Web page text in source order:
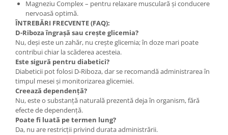
Magneziu Complex – pentru relaxare musculară și conducere
nervoasă optimă.
ÎNTREBĂRI FRECVENTE (FAQ):
D-Riboza îngrașă sau crește glicemia?
Nu, deși este un zahăr, nu crește glicemia; în doze mari poate
contribui chiar la scăderea acesteia.
Este sigură pentru diabetici?
Diabeticii pot folosi D-Riboza, dar se recomandă administrarea în
timpul mesei și monitorizarea glicemiei.
Creează dependență?
Nu, este o substanță naturală prezentă deja în organism, fără
efecte de dependență.
Poate fi luată pe termen lung?
Da, nu are restricții privind durata administrării.